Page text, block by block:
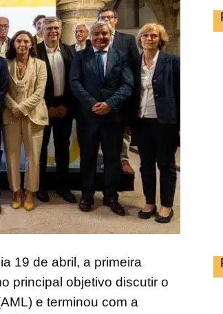
19 de abril, a primeira
principal objetivo discutir o
e terminou com a